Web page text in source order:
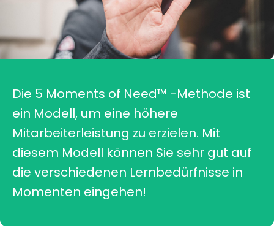
Die 5 Moments of Need™ -Methode ist
ein Modell, um eine höhere
Mitarbeiterleistung zu erzielen. Mit
diesem Modell können Sie sehr gut auf
die verschiedenen Lernbedürfnisse in
Momenten eingehen!